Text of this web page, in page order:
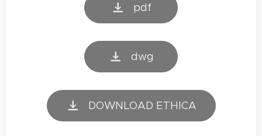
pdf
dwg
DOWNLOAD ETHICA